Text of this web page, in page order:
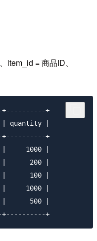
item_id = 商品ID、
+
| quantity |
+
1000 |
|      200 |
|      100 |
1000 |
|      500 |